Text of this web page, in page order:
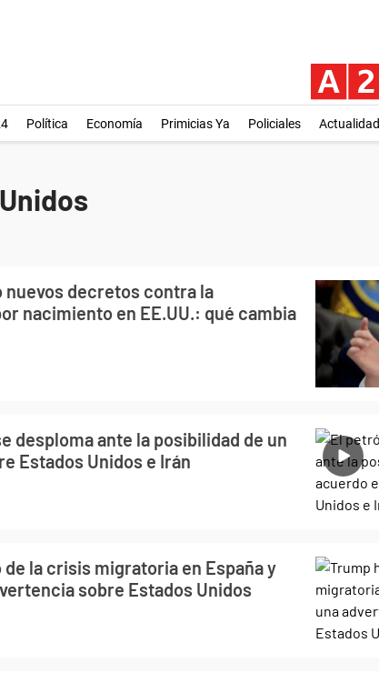
Política Economía Primicias Ya Policiales Actualidad
decretos contra la
nacimiento en EE.UU.: qué cambia
desploma ante la posibilidad de un
Estados Unidos e Irán
la crisis migratoria en España y
sobre Estados Unidos